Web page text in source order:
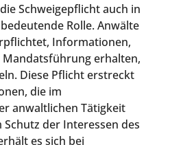
Schweigepflicht auch in
Rolle. Anwälte
Informationen,
Mandatsführung erhalten,
Diese Pflicht erstreckt
die im
anwaltlichen Tätigkeit
der Interessen des
es sich bei